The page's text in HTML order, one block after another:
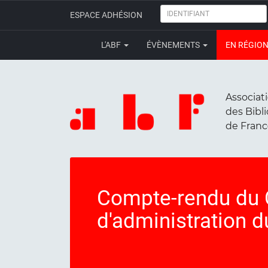
ESPACE ADHÉSION IDENTIFIANT
L'ABF ÉVÈNEMENTS EN RÉGION
des
de
Compte-rendu du
d'administration